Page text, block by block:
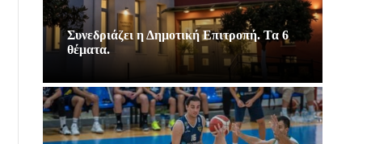
Συνεδριάζει η Δημοτική Επιτροπή. Τα 6
θέματα.